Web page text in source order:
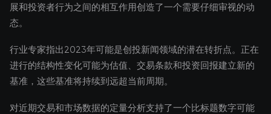
展和投资者行为之间的相互作用创造了一个需要仔细审视的动
态。
行业专家指出2023年可能是创投新闻领域的潜在转折点。正在
进行的结构性变化可能为估值、交易条款和投资回报建立新的
基准，这些基准将持续到远超当前周期。
对近期交易和市场数据的定量分析支持了一个比标题数字可能